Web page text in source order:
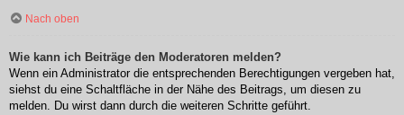
Nach oben
Wie kann ich Beiträge den Moderatoren melden?
Wenn ein Administrator die entsprechenden Berechtigungen vergeben hat,
siehst du eine Schaltfläche in der Nähe des Beitrags, um diesen zu
melden. Du wirst dann durch die weiteren Schritte geführt.